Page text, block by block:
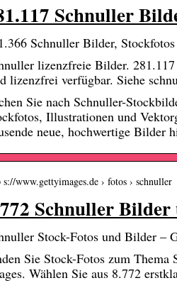
Schnuller
Schnuller Bilder,
lizenzfreie Bilder.
lizenzfrei verfügbar. Siehe
Sie nach Schnuller-
Illustrationen und
neue, hochwertige Bilder
s://www.gettyimages.de › fotos › schnuller
Schnuller Bilder
Stock-Fotos und Bilder –
Sie Stock-Fotos zum
Wählen Sie aus 8.772